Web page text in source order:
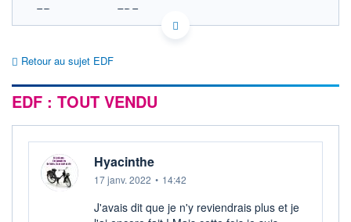
FR0010242511 EDF
EURONEXT PARIS DONNÉES TEMPS RÉEL
Cotation sur les autres places
SECTEUR
Électricité conventionnelle
0,000 12,000
+ HAUT
0,000
CAPITAL ÉCHANGÉ
0,00%
Retour au sujet EDF
EDF : TOUT VENDU
Hyacinthe
17 janv. 2022 • 14:42
J'avais dit que je n'y reviendrais plus et je